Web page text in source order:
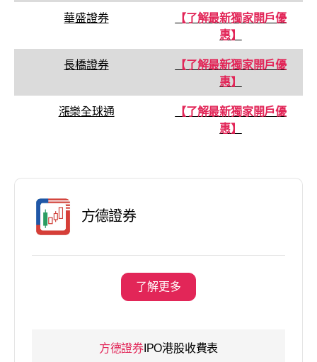
華盛證券
【了解最新獨家開戶優
惠】
長橋證券
【了解最新獨家開戶優
惠】
漲樂全球通
【了解最新獨家開戶優
惠】
方德證券
了解更多
方德證券IPO港股收費表